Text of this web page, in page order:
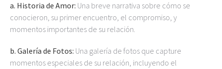
a. Historia de Amor: Una breve narrativa sobre cómo se
conocieron, su primer encuentro, el compromiso, y
momentos importantes de su relación.
b. Galería de Fotos: Una galería de fotos que capture
momentos especiales de su relación, incluyendo el